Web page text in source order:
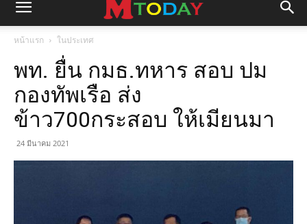
หน้าแรก ในประเทศ
พท. ยื่น กมธ.ทหาร สอบ ปม
กองทัพเรือ ส่ง
ข้าว700กระสอบ ให้เมียนมา
24 มีนาคม 2021